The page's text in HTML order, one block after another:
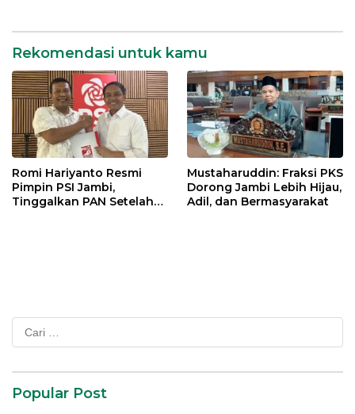
Rekomendasi untuk kamu
Romi Hariyanto Resmi
Pimpin PSI Jambi,
Tinggalkan PAN Setelah
Mustaharuddin: Fraksi PKS
Dorong Jambi Lebih Hijau,
Adil, dan Bermasyarakat
Cari
untuk:
Popular Post